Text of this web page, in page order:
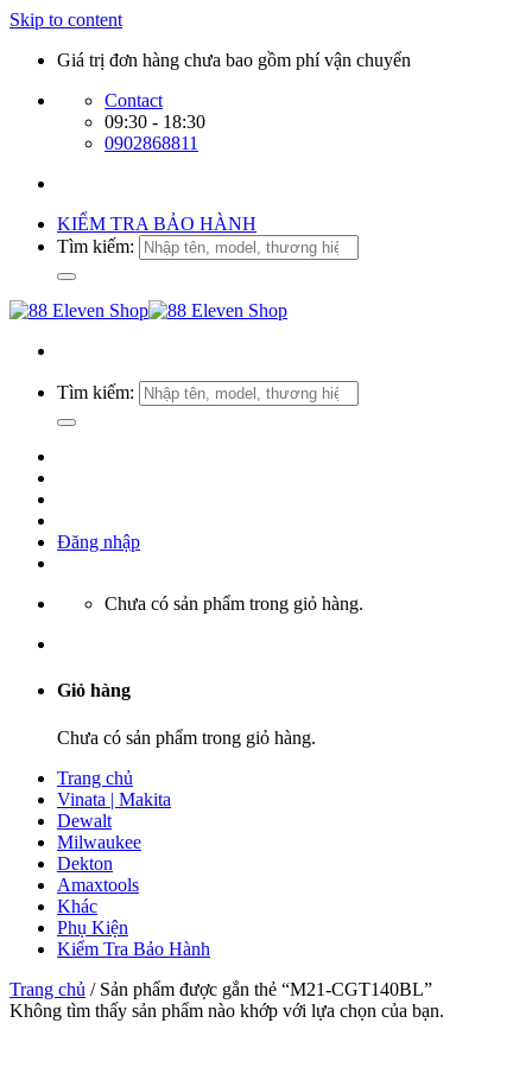
Skip to content
Giá trị đơn hàng chưa bao gồm phí vận chuyển
Contact
09:30 - 18:30
0902868811
KIỂM TRA BẢO HÀNH
Tìm kiếm:
Tìm kiếm:
Đăng nhập
Chưa có sản phẩm trong giỏ hàng.
Giỏ hàng
Chưa có sản phẩm trong giỏ hàng.
Trang chủ
Vinata | Makita
Dewalt
Milwaukee
Dekton
Amaxtools
Khác
Phụ Kiện
Kiểm Tra Bảo Hành
Trang chủ /Sản phẩm được gắn thẻ “M21-CGT140BL”
Không tìm thấy sản phẩm nào khớp với lựa chọn của bạn.